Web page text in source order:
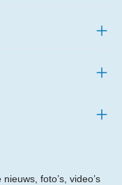
foto’s, video’s